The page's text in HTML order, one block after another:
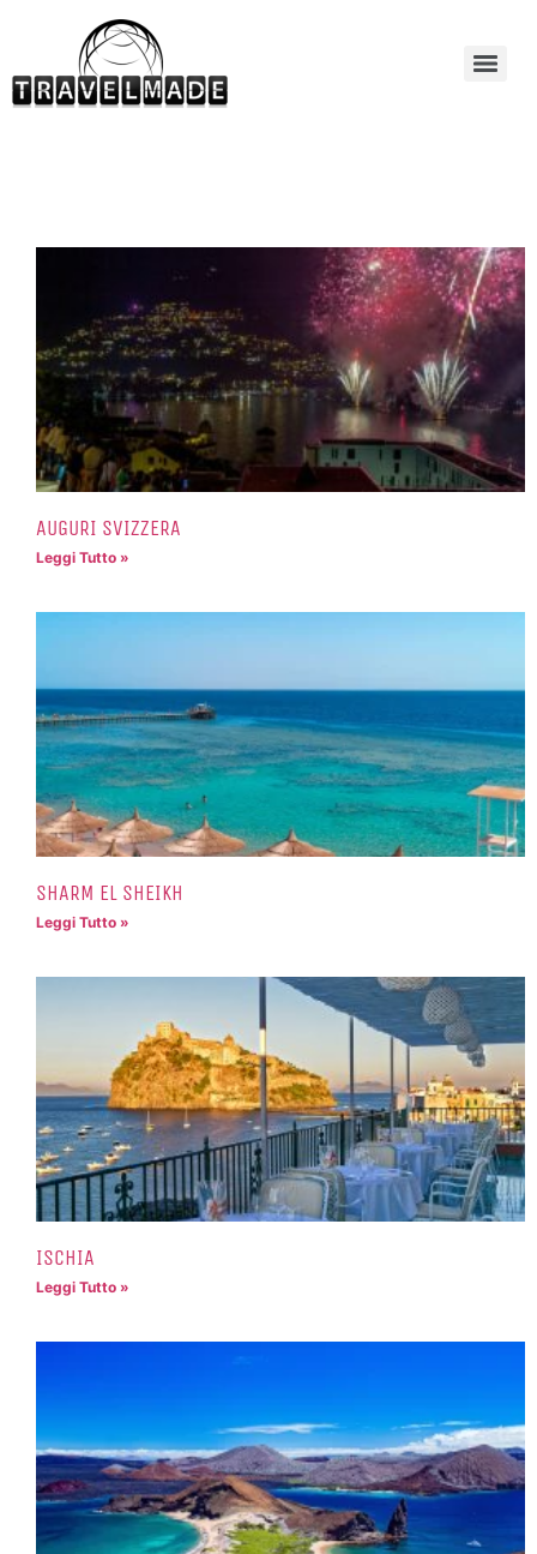
AUGURI SVIZZERA
Leggi Tutto »
SHARM EL SHEIKH
Leggi Tutto »
ISCHIA
Leggi Tutto »